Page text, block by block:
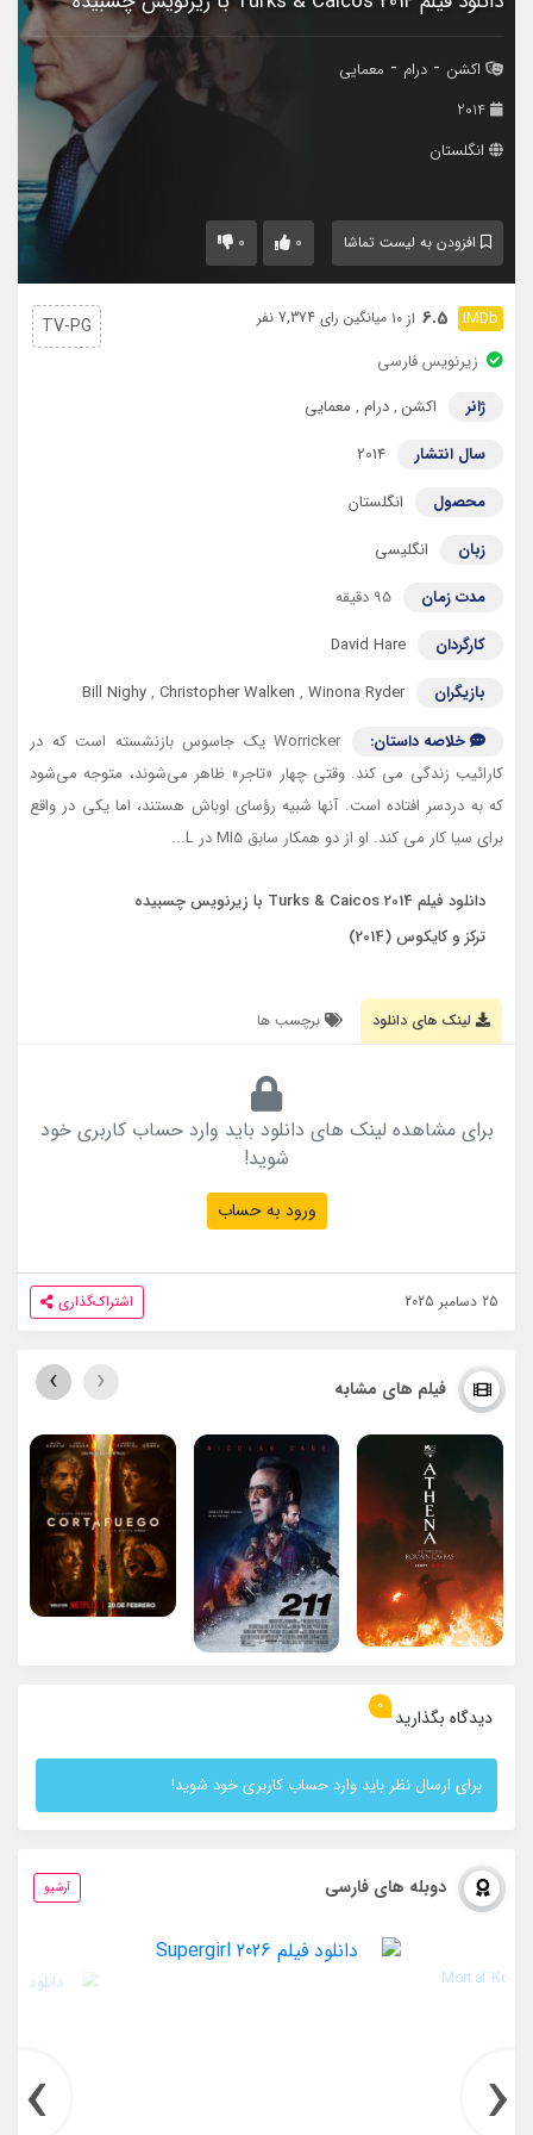
اکشن - درام - معمایی
2014
انگلستان
افزودن به لیست تماشا 0
0
6.5 از 10 میانگین رای 7,374 نفر
زیرنویس فارسی
ژانر
اکشن ,درام , معمایی
سال انتشار
2014
محصول
انگلستان
زبان
انگلیسی
مدت زمان
95 دقیقه
کارگردان
David Hare
بازیگران
Bill Nighy, Christopher Walken , Winona Ryder
خلاصه داستان:
Worricker یک جاسوس بازنشسته است که در
کارائیب زندگی می کند. وقتی چهار «تاجر» ظاهر می‌شوند، متوجه می‌شود
که به دردسر افتاده است. آنها شبیه رؤسای اوباش هستند، اما یکی در واقع
برای سیا کار می کند. او از دو همکار سابق MI5 در L...
TV-PG
دانلود فیلم Turks & Caicos 2014 با زیرنویس چسبیده
ترکز و کایکوس (2014)
لینک های دانلود برچسب ها
برای مشاهده لینک های دانلود باید وارد حساب کاربری خود
شوید!
ورود به حساب
25 دسامبر 2025 اشتراک‌گذاری
فیلم های مشابه ‹
›
دیدگاه بگذارید 0
برای ارسال نظر باید وارد حساب کاربری خود شوید!
دوبله های فارسی آرشیو
‹
›